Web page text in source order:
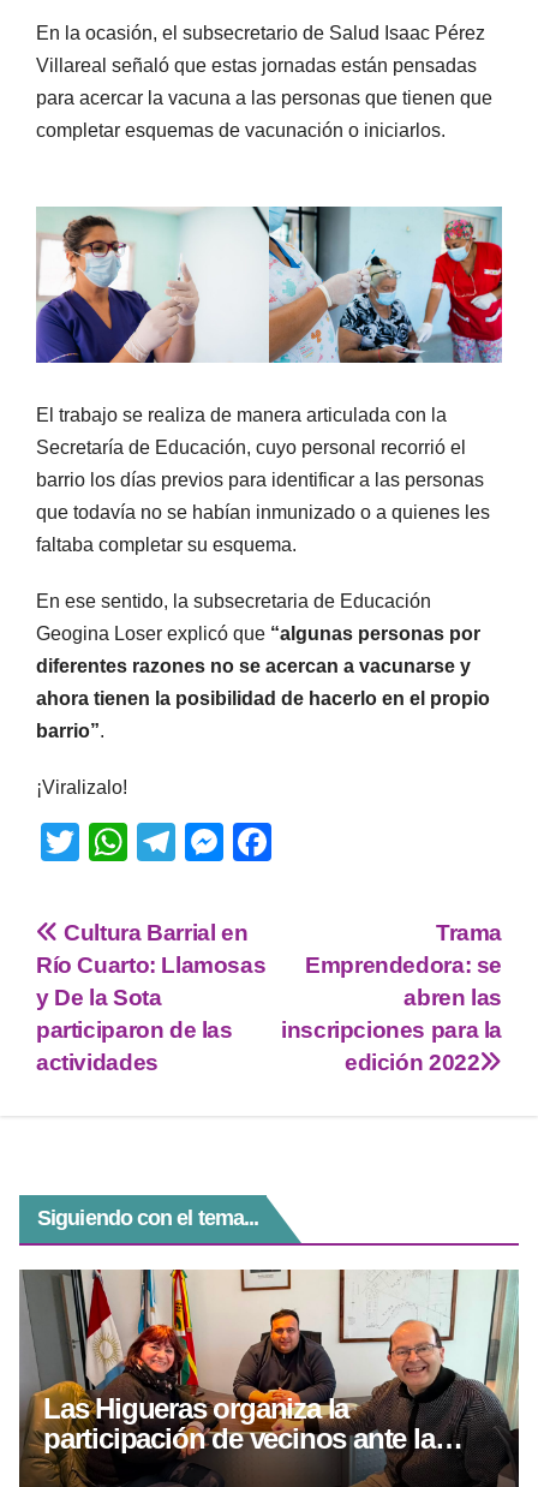
En la ocasión, el subsecretario de Salud Isaac Pérez
Villareal señaló que estas jornadas están pensadas
para acercar la vacuna a las personas que tienen que
completar esquemas de vacunación o iniciarlos.
El trabajo se realiza de manera articulada con la
Secretaría de Educación, cuyo personal recorrió el
barrio los días previos para identificar a las personas
que todavía no se habían inmunizado o a quienes les
faltaba completar su esquema.
En ese sentido, la subsecretaria de Educación
Geogina Loser explicó que “algunas personas por
diferentes razones no se acercan a vacunarse y
ahora tienen la posibilidad de hacerlo en el propio
barrio”.
¡Viralizalo!
T
tt
er
W
at
s
A
p
p
T
e
gr
m
M
ss
e
g
o
Trama
Emprendedora: se
abren las
inscripciones para la
edición 2022
Cultura Barrial en
Río Cuarto: Llamosas
y De la Sota
participaron de las
actividades
Siguiendo con el tema...
Las Higueras organiza la
participación de vecinos ante la
visita del Papa León XIV